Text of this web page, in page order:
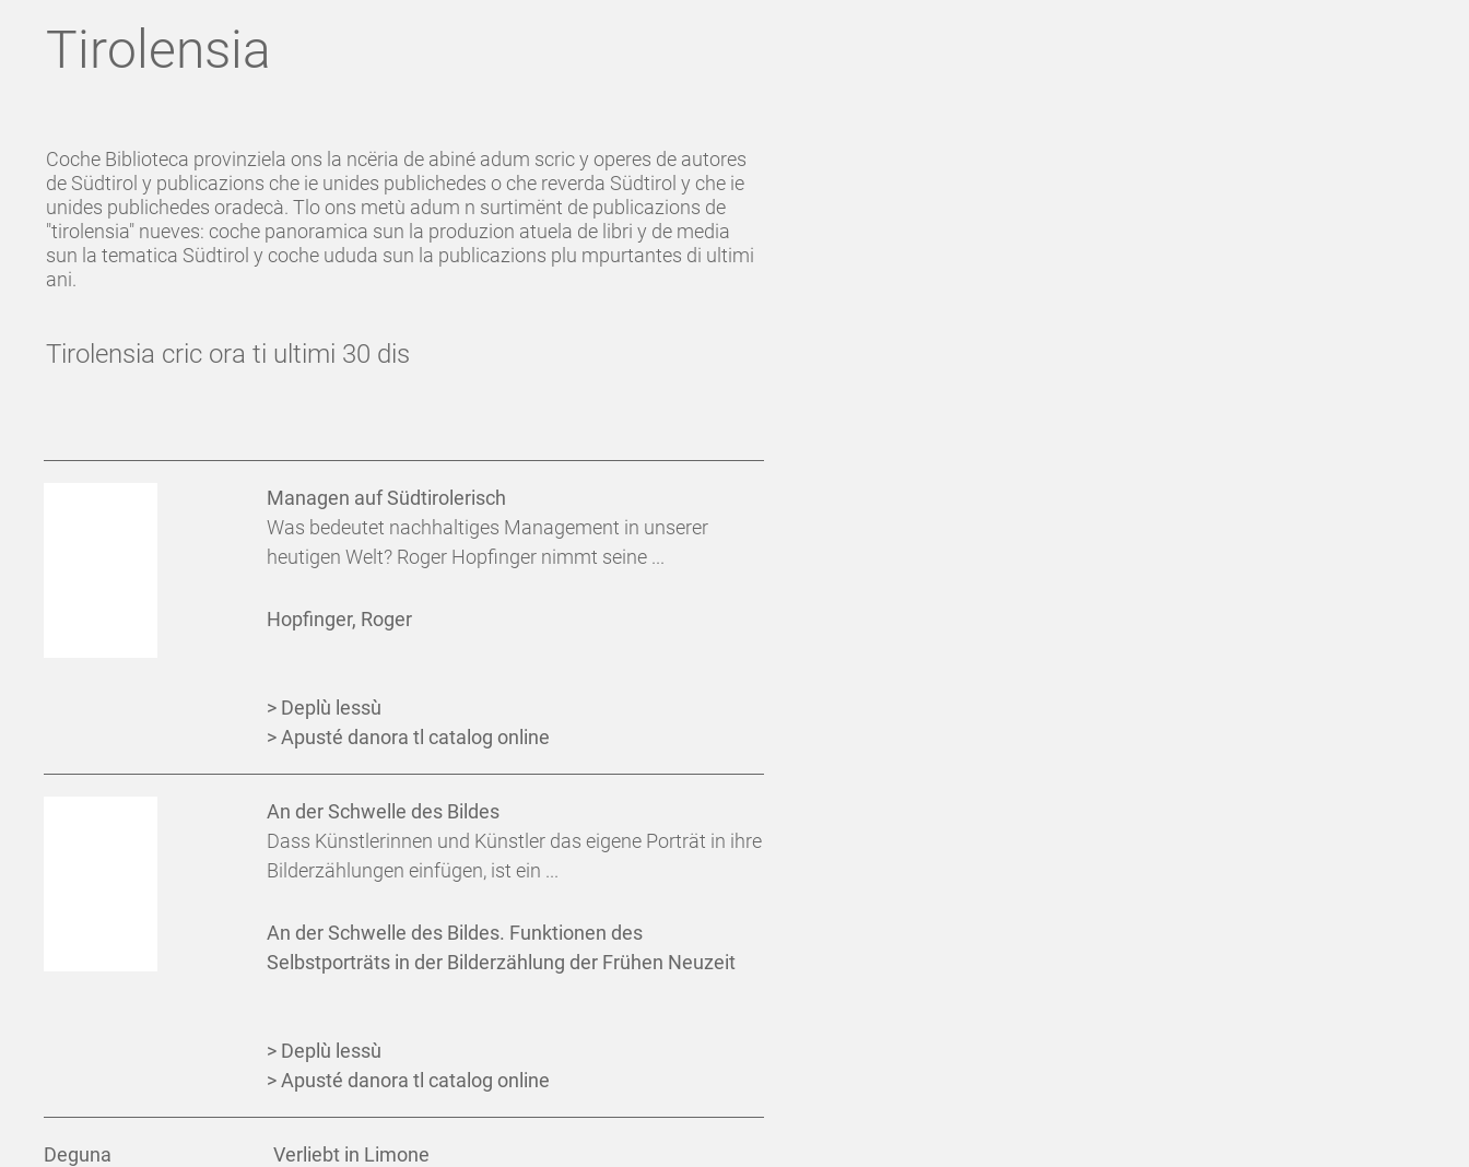
Tirolensia
Coche Biblioteca provinziela ons la ncëria de abiné adum scric y operes de autores
de Südtirol y publicazions che ie unides publichedes o che reverda Südtirol y che ie
unides publichedes oradecà. Tlo ons metù adum n surtimënt de publicazions de
"tirolensia" nueves: coche panoramica sun la produzion atuela de libri y de media
sun la tematica Südtirol y coche ududa sun la publicazions plu mpurtantes di ultimi
ani.
Tirolensia cric ora ti ultimi 30 dis
Managen auf Südtirolerisch
Was bedeutet nachhaltiges Management in unserer
heutigen Welt? Roger Hopfinger nimmt seine ...
Hopfinger, Roger
> Deplù lessù
> Apusté danora tl catalog online
An der Schwelle des Bildes
Dass Künstlerinnen und Künstler das eigene Porträt in ihre
Bilderzählungen einfügen, ist ein ...
An der Schwelle des Bildes. Funktionen des
Selbstporträts in der Bilderzählung der Frühen Neuzeit
> Deplù lessù
> Apusté danora tl catalog online
Deguna
Verliebt in Limone